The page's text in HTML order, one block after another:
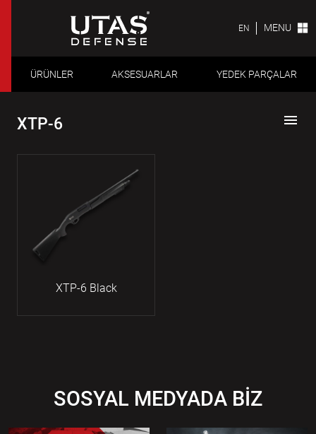
EN MENU
ÜRÜNLER AKSESUARLAR YEDEK PARÇALAR
XTP-6 menu
XTP-6 Black
SOSYAL MEDYADA BİZ